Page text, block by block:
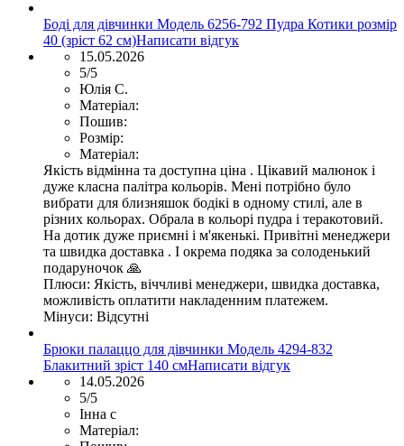
Боді для дівчинки Модель 6256-792 Пудра Котики розмір
40 (зріст 62 см)Написати відгук
15.05.2026
5/5
Юлія С.
Матеріал:
Пошив:
Розмір:
Матеріал:
Якість відмінна та доступна ціна . Цікавий малюнок і
дуже класна палітра кольорів. Мені потрібно було
вибрати для близняшок бодікі в одному стилі, але в
різних кольорах. Обрала в кольорі пудра і теракотовий.
На дотик дуже приємні і м'якенькі. Привітні менеджери
та швидка доставка . І окрема подяка за солоденький
подаруночок 🙏
Плюси: Якість, віччливі менеджери, швидка доставка,
можливість оплатити накладенним платежем.
Мінуси: Відсутні
Брюки палаццо для дівчинки Модель 4294-832
Блакитний зріст 140 смНаписати відгук
14.05.2026
5/5
Інна с
Матеріал: